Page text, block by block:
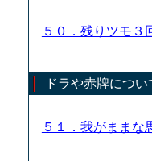
５０．残りツモ
ドラや赤牌につい
５１．我がまま